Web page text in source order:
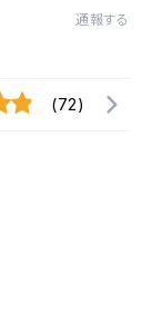
通報する
(72)